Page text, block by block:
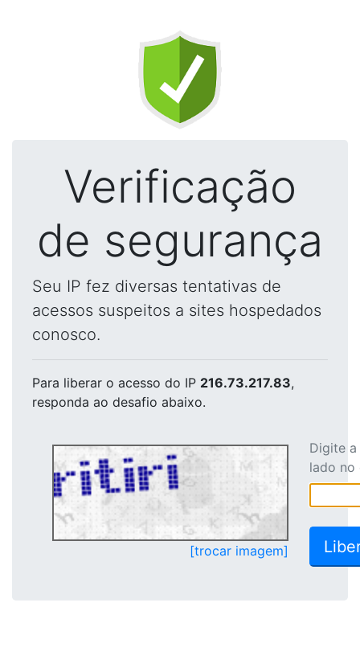
Verificação
de segurança
Seu IP fez diversas tentativas de
acessos suspeitos a sites hospedados
conosco.
Para liberar o acesso do IP 216.73.217.83,
responda ao desafio abaixo.
[trocar imagem]
Digite
lado no